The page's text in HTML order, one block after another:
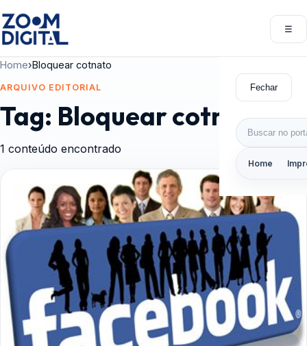
☰
Fechar
Buscar por:
Home
Home›Bloquear cotnato
ARQUIVO EDITORIAL
Tag: Bloquear cotnato
1 conteúdo encontrado